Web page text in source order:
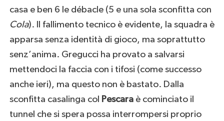
casa e ben 6 le débacle (5 e una sola sconfitta con
Cola). Il fallimento tecnico è evidente, la squadra è
apparsa senza identità di gioco, ma soprattutto
senz’anima. Gregucci ha provato a salvarsi
mettendoci la faccia con i tifosi (come successo
anche ieri), ma questo non è bastato. Dalla
sconfitta casalinga col Pescaraè cominciato il
tunnel che si spera possa interrompersi proprio